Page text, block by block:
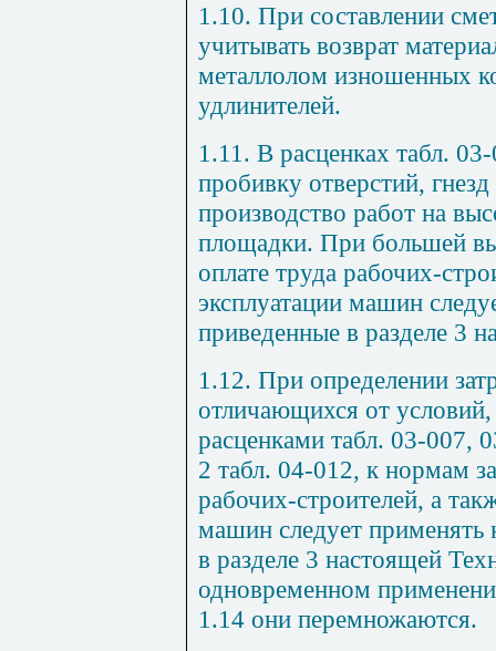
1.10. При составлении
учитывать возврат
металлолом изношенных
удлинителей.
1.11. В расценках табл.
пробивку отверстий,
производство работ на
площадки. При большей
оплате труда рабочих-
эксплуатации машин
приведенные в разделе 3
1.12. При определении
отличающихся от
расценками табл. 03-007,
2 табл. 04-012, к нормам
рабочих-строителей, а
машин следует
в разделе 3 настоящей
одновременном
1.14 они перемножаются.